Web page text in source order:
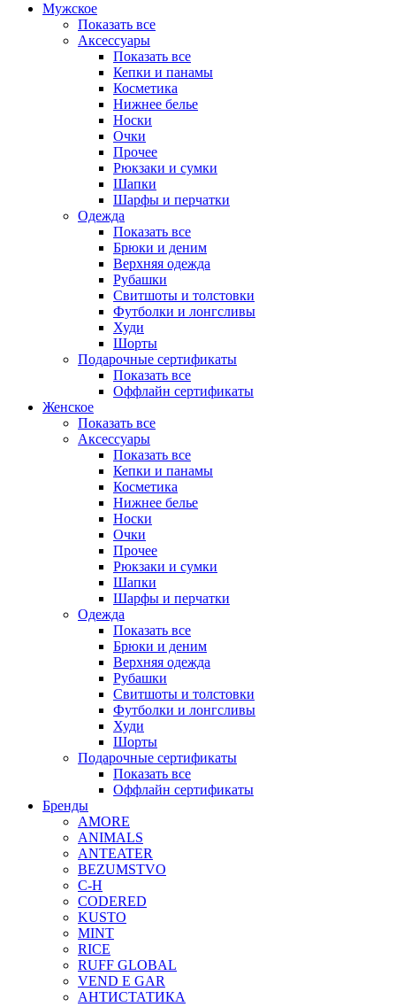
Мужское
Показать все
Аксессуары
Показать все
Кепки и панамы
Косметика
Нижнее белье
Носки
Очки
Прочее
Рюкзаки и сумки
Шапки
Шарфы и перчатки
Одежда
Показать все
Брюки и деним
Верхняя одежда
Рубашки
Свитшоты и толстовки
Футболки и лонгсливы
Худи
Шорты
Подарочные сертификаты
Показать все
Оффлайн сертификаты
Женское
Показать все
Аксессуары
Показать все
Кепки и панамы
Косметика
Нижнее белье
Носки
Очки
Прочее
Рюкзаки и сумки
Шапки
Шарфы и перчатки
Одежда
Показать все
Брюки и деним
Верхняя одежда
Рубашки
Свитшоты и толстовки
Футболки и лонгсливы
Худи
Шорты
Подарочные сертификаты
Показать все
Оффлайн сертификаты
Бренды
AMORE
ANIMALS
ANTEATER
BEZUMSTVO
C-H
CODERED
KUSTO
MINT
RICE
RUFF GLOBAL
VEND E GAR
АНТИСТАТИКА